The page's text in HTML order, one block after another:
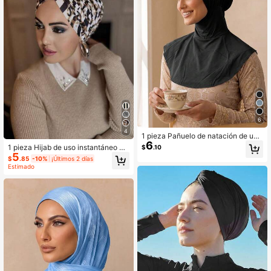
4
1 pieza Hijab de uso instantáneo co
n estampado
$5.85 -10% ¡Últimos 2 días
Estimado
6
1 pieza Pañuelo de natación de uni
color para la playa de verano, pañu
elo deportivo de secado rápido para
$6.10